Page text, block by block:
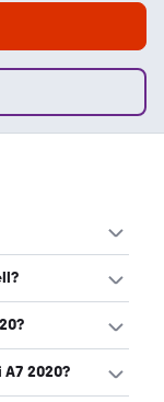
zwischen
davon 39
204 und 370
2020?